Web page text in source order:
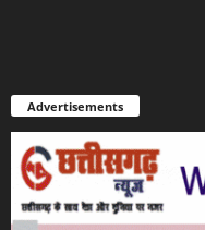
Advertisements